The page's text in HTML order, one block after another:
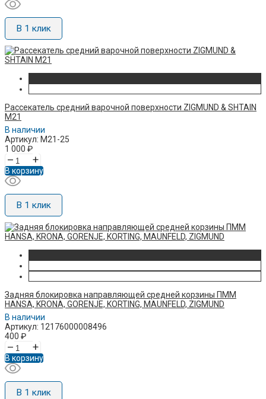
В 1 клик
Рассекатель средний варочной поверхности ZIGMUND & SHTAIN
M21
В наличии
Артикул: M21-25
1 000 ₽
– +
В корзину
В 1 клик
Задняя блокировка направляющей средней корзины ПММ
HANSA, KRONA, GORENJE, KORTING, MAUNFELD, ZIGMUND
В наличии
Артикул: 12176000008496
400 ₽
– +
В корзину
В 1 клик